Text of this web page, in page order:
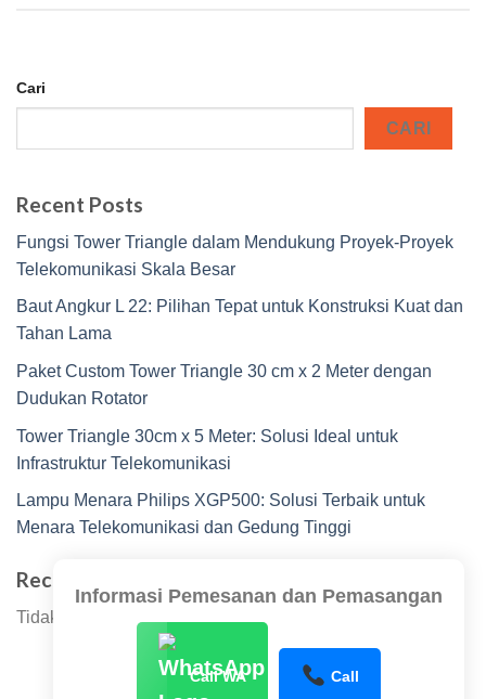
Cari
CARI
Recent Posts
Fungsi Tower Triangle dalam Mendukung Proyek-Proyek
Telekomunikasi Skala Besar
Baut Angkur L 22: Pilihan Tepat untuk Konstruksi Kuat dan
Tahan Lama
Paket Custom Tower Triangle 30 cm x 2 Meter dengan
Dudukan Rotator
Tower Triangle 30cm x 5 Meter: Solusi Ideal untuk
Infrastruktur Telekomunikasi
Lampu Menara Philips XGP500: Solusi Terbaik untuk
Menara Telekomunikasi dan Gedung Tinggi
Recent Comments
Tidak ada komentar untuk ditampilkan.
Informasi Pemesanan dan Pemasangan
Call WA Call